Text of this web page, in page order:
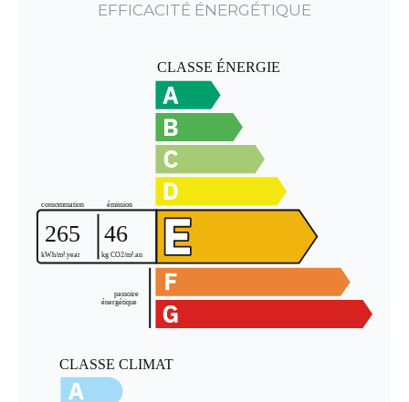
EFFICACITÉ ÉNERGÉTIQUE